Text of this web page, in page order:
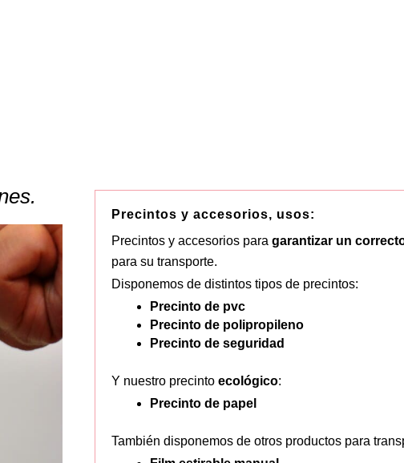
Precintos y accesorios, usos:
Precintos y accesorios para garantizar un
para su transporte.
Disponemos de distintos tipos de precintos:
Precinto de pvc
Precinto de polipropileno
Precinto de seguridad
Y nuestro precinto ecológico:
Precinto de papel
También disponemos de otros productos para